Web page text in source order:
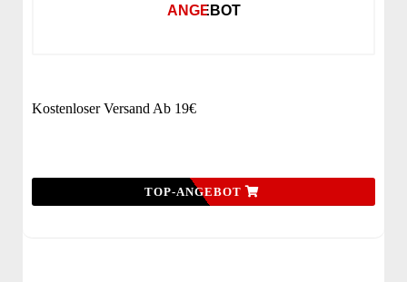
ANGEBOT
Kostenloser Versand Ab 19€
TOP-ANGEBOT